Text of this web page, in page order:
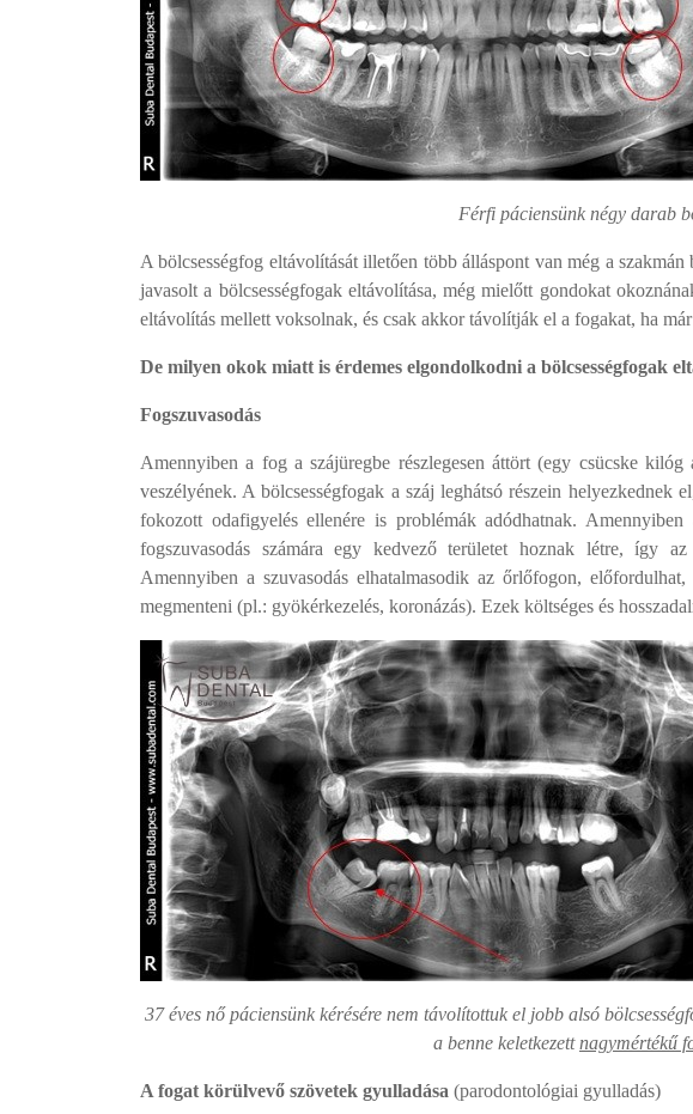
Férfi páciensünk négy darab
A bölcsességfog eltávolítását illetően több álláspont van még a
javasolt a bölcsességfogak eltávolítása, még mielőtt gondokat
eltávolítás mellett voksolnak, és csak akkor távolítják el a fogakat, ha
De milyen okok miatt is érdemes elgondolkodni a bölcsességfogak
Fogszuvasodás
Amennyiben a fog a szájüregbe részlegesen áttört (egy csücske
veszélyének. A bölcsességfogak a száj leghátsó részein helyezkednek
fokozott odafigyelés ellenére is problémák adódhatnak.
fogszuvasodás számára egy kedvező területet hoznak létre, így
Amennyiben a szuvasodás elhatalmasodik az őrlőfogon,
megmenteni (pl.: gyökérkezelés, koronázás). Ezek költséges és
37 éves nő páciensünk kérésére nem távolítottuk el jobb alsó
a benne keletkezettnagymértékű
A fogat körülvevő szövetek gyulladása (parodontológiai gyulladás)